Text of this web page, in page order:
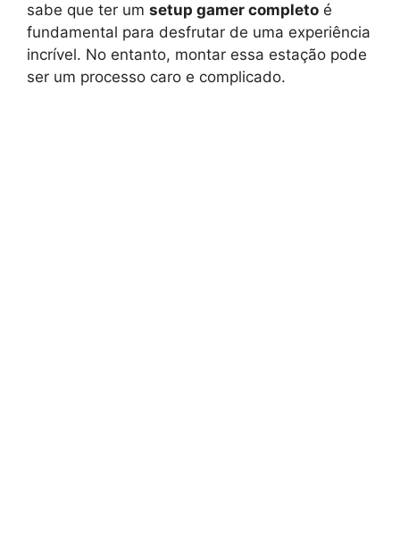
sabe que ter um setup gamer completo é
fundamental para desfrutar de uma experiência
incrível. No entanto, montar essa estação pode
ser um processo caro e complicado.